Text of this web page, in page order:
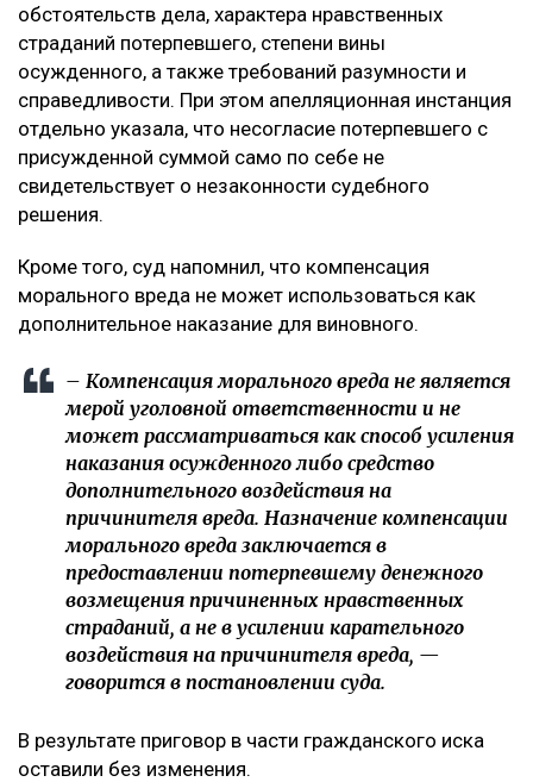
обстоятельств дела, характера нравственных
страданий потерпевшего, степени вины
осужденного, а также требований разумности и
справедливости. При этом апелляционная инстанция
отдельно указала, что несогласие потерпевшего с
присужденной суммой само по себе не
свидетельствует о незаконности судебного
решения.
Кроме того, суд напомнил, что компенсация
морального вреда не может использоваться как
дополнительное наказание для виновного.
– Компенсация морального вреда не является
мерой уголовной ответственности и не
может рассматриваться как способ усиления
наказания осужденного либо средство
дополнительного воздействия на
причинителя вреда. Назначение компенсации
морального вреда заключается в
предоставлении потерпевшему денежного
возмещения причиненных нравственных
страданий, а не в усилении карательного
воздействия на причинителя вреда, —
говорится в постановлении суда.
В результате приговор в части гражданского иска
оставили без изменения.